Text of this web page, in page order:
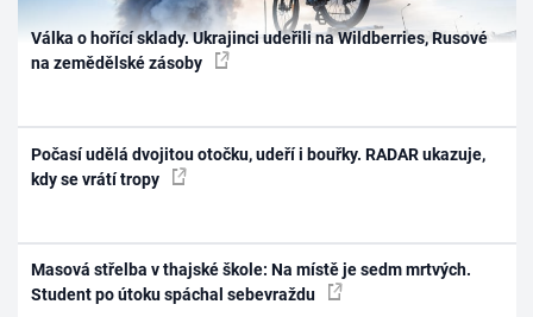
Válka o hořící sklady. Ukrajinci udeřili na Wildberries, Rusové
na zemědělské zásoby
Počasí udělá dvojitou otočku, udeří i bouřky. RADAR ukazuje,
kdy se vrátí tropy
Masová střelba v thajské škole: Na místě je sedm mrtvých.
Student po útoku spáchal sebevraždu